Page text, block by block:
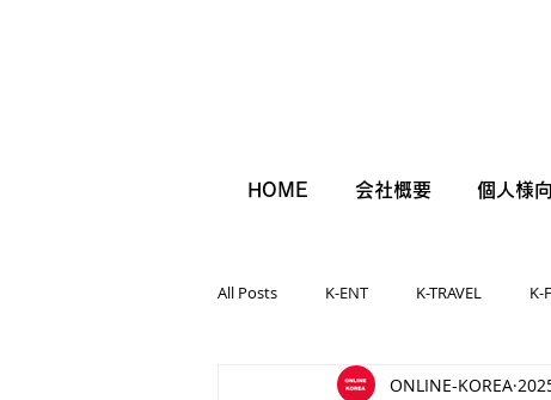
HOME 会社概要 個人様
All Posts K-ENT K-TRAVEL K-
ONLINE-KOREA